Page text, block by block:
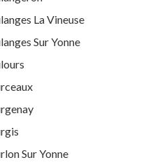
La Vineuse
Sur Yonne
Sur Yonne